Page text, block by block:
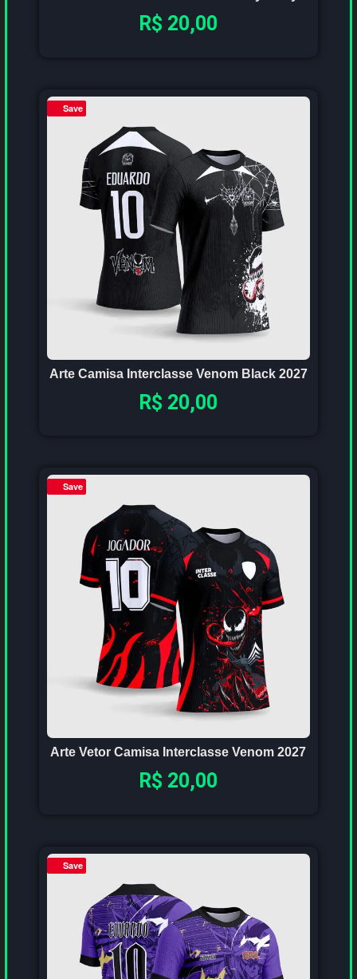
R$ 20,00
Save
Arte Camisa Interclasse Venom Black 2027
R$ 20,00
Save
Arte Vetor Camisa Interclasse Venom 2027
R$ 20,00
Save